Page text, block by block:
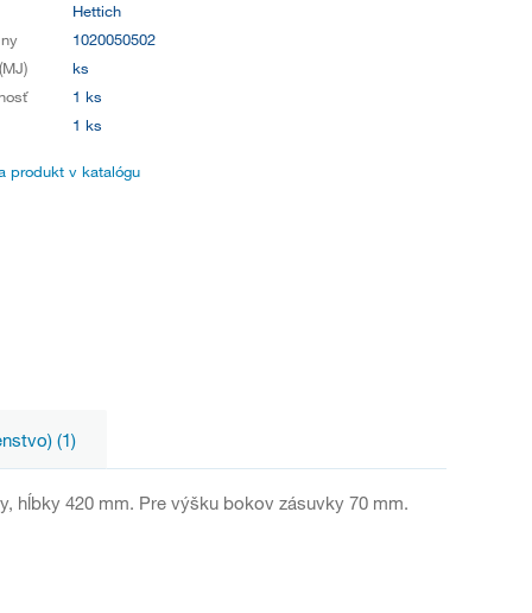
Hettich
1020050502
ks
1 ks
1 ks
produkt v katalógu
(1)
hĺbky 420 mm. Pre výšku bokov zásuvky 70 mm.